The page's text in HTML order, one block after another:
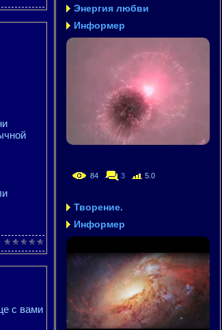
с вами
Энергия любви
Информер
84 3 5.0
Творение.
Информер